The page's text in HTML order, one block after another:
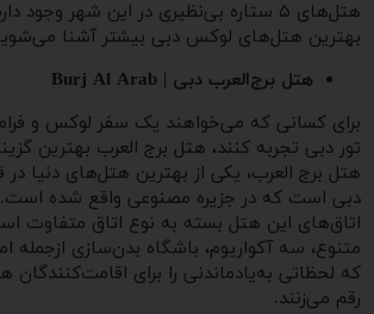
هتل‌های ۵ ستاره بی‌نظیری در این شهر وجود
بهترین هتل‌های لوکس دبی بیشتر آشنا
هتل برج‌العرب دبی | Burj Al Arab
برای کسانی که می‌خواهند یک سفر لوکس و
تور دبی تجربه کنند، هتل برج العرب بهترین
هتل برج العرب، یکی از بهترین هتل‌های دنیا
دبی است که در جزیره مصنوعی واقع شده است.
اتاق‌های این هتل بسته به نوع اتاق متفاوت
متنوع، سه آکواریوم، باشگاه بدن‌سازی ازجمله
که لحظاتی به‌یادماندنی را برای اقامت‌کنندگان
رقم می‌زنند.